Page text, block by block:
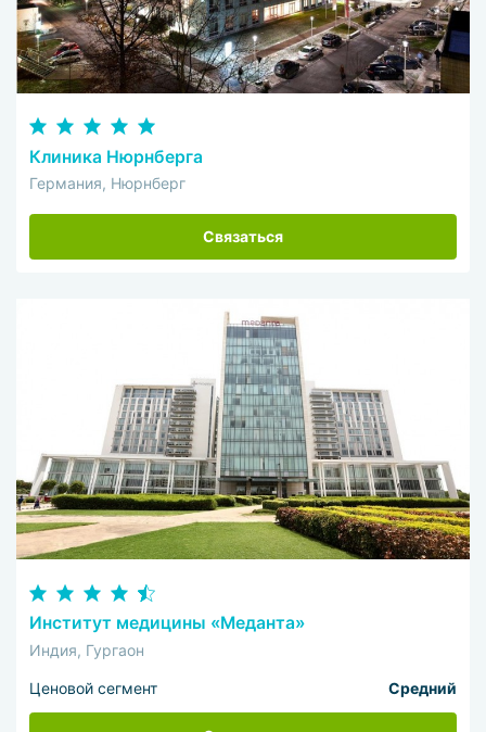
Клиника Нюрнберга
Германия, Нюрнберг
Связаться
Институт медицины «Меданта»
Индия, Гургаон
Ценовой сегмент Средний